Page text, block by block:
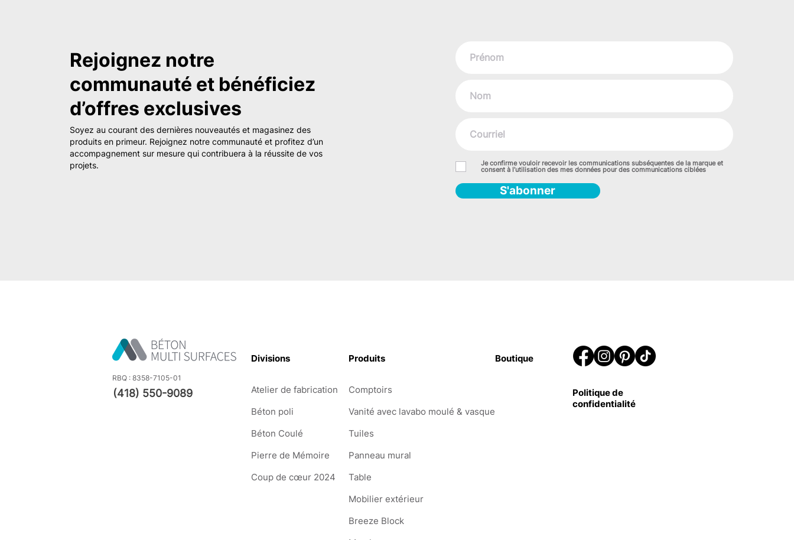
Rejoignez notre
communauté et bénéficiez
d’offres exclusives
Soyez au courant des dernières nouveautés et magasinez des
produits en primeur. Rejoignez notre communauté et profitez d’un
accompagnement sur mesure qui contribuera à la réussite de vos
projets.
Je confirme vouloir recevoir les communications subséquentes de la marque et
consent à l’utilisation des mes données pour des communications ciblées
S'abonner
Divisions Produits Boutique
Atelier de fabrication
Béton poli
Béton Coulé
Pierre de Mémoire
Coup de cœur 2024
RBQ : 8358-7105-01
(418) 550-9089
Comptoirs
Vanité avec lavabo moulé & vasque
Tuiles
Panneau mural
Table
Mobilier extérieur
Breeze Block
Politique de
confidentialité